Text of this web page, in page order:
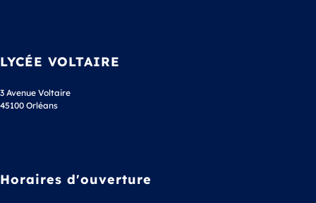
LYCÉE VOLTAIRE
3 Avenue Voltaire
45100 Orléans
Horaires d'ouverture